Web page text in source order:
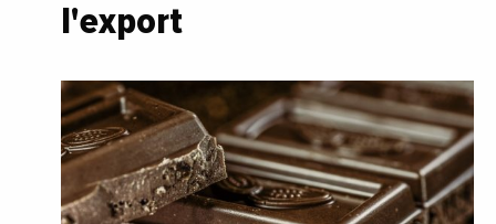
l'export